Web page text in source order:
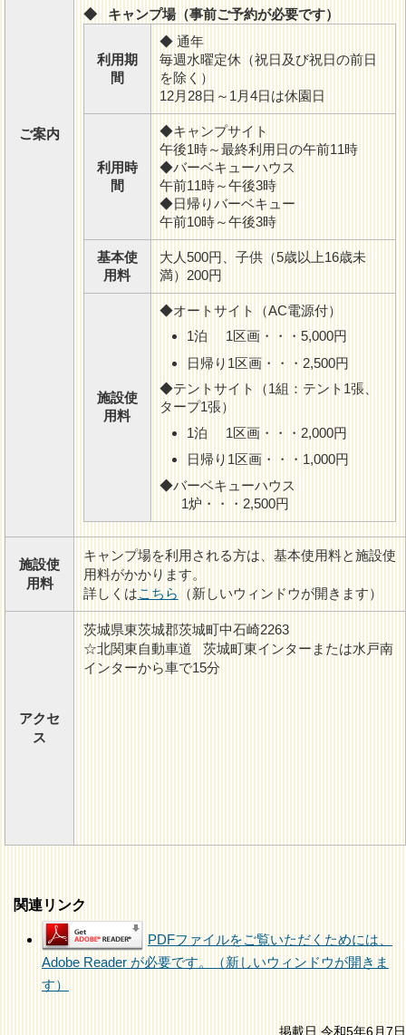
ご案内
◆ キャンプ場（事前ご予約が必要です）
利用期
間
◆ 通年
毎週水曜定休（祝日及び祝日の前日
を除く）
12月28日～1月4日は休園日
利用時
間
◆キャンプサイト
午後1時～最終利用日の午前11時
◆バーベキューハウス
午前11時～午後3時
◆日帰りバーベキュー
午前10時～午後3時
基本使
用料
大人500円、子供（5歳以上16歳未
満）200円
施設使
用料
◆オートサイト（AC電源付）
1泊 1区画・・・5,000円
日帰り1区画・・・2,500円
◆テントサイト（1組：テント1張、
タープ1張）
1泊 1区画・・・2,000円
日帰り1区画・・・1,000円
◆バーベキューハウス
1炉・・・2,500円
施設使
用料
キャンプ場を利用される方は、基本使用料と施設使
用料がかかります。
詳しくはこちら （新しいウィンドウが開きます）
アクセ
ス
茨城県東茨城郡茨城町中石崎2263
☆北関東自動車道 茨城町東インターまたは水戸南
インターから車で15分
関連リンク
PDFファイルをご覧いただくためには、
Adobe Reader が必要です。（新しいウィンドウが開きま
す）
掲載日 令和5年6月7日